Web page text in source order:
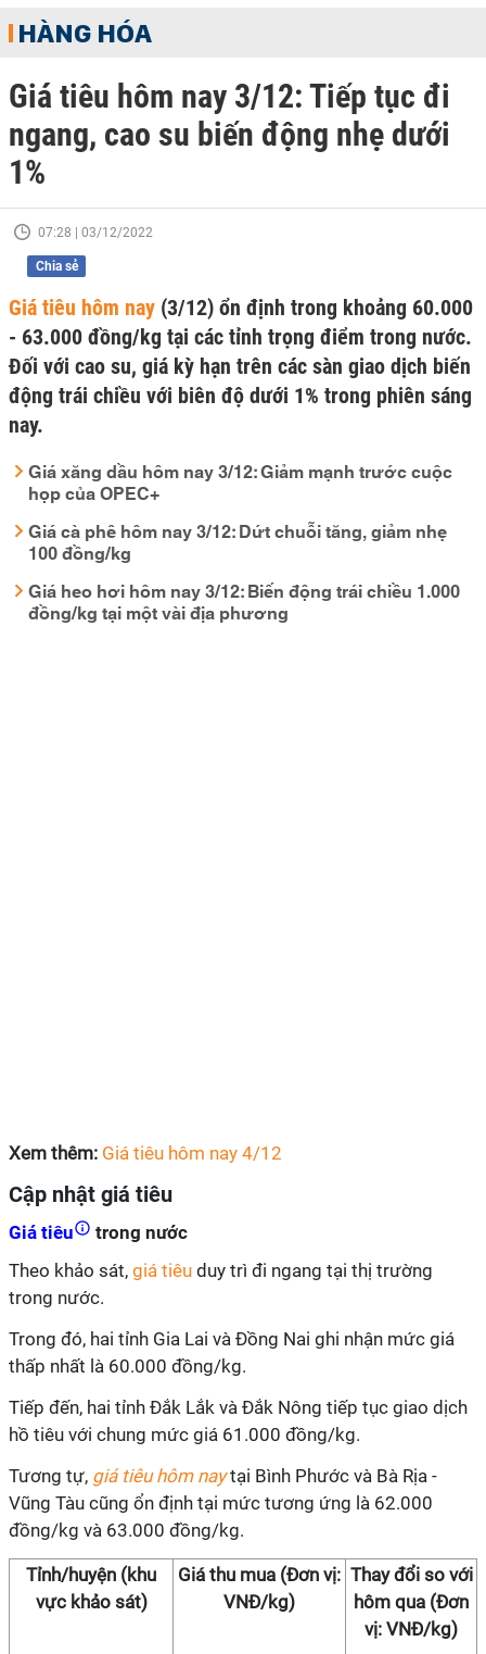
HÀNG HÓA
Giá tiêu hôm nay 3/12: Tiếp tục đi
ngang, cao su biến động nhẹ dưới
1%
07:28 | 03/12/2022
Chia sẻ
Giá tiêu hôm nay (3/12) ổn định trong khoảng 60.000
- 63.000 đồng/kg tại các tỉnh trọng điểm trong nước.
Đối với cao su, giá kỳ hạn trên các sàn giao dịch biến
động trái chiều với biên độ dưới 1% trong phiên sáng
nay.
Giá xăng dầu hôm nay 3/12: Giảm mạnh trước cuộc
họp của OPEC+
Giá cà phê hôm nay 3/12: Dứt chuỗi tăng, giảm nhẹ
100 đồng/kg
Giá heo hơi hôm nay 3/12: Biến động trái chiều 1.000
đồng/kg tại một vài địa phương
Xem thêm: Giá tiêu hôm nay 4/12
Cập nhật giá tiêu
Giá tiêu
trong nước
Theo khảo sát, giá tiêu duy trì đi ngang tại thị trường
trong nước.
Trong đó, hai tỉnh Gia Lai và Đồng Nai ghi nhận mức giá
thấp nhất là 60.000 đồng/kg.
Tiếp đến, hai tỉnh Đắk Lắk và Đắk Nông tiếp tục giao dịch
hồ tiêu với chung mức giá 61.000 đồng/kg.
Tương tự, giá tiêu hôm naytại Bình Phước và Bà Rịa -
Vũng Tàu cũng ổn định tại mức tương ứng là 62.000
đồng/kg và 63.000 đồng/kg.
Tỉnh/huyện (khu
vực khảo sát)
Giá thu mua (Đơn vị:
VNĐ/kg)
Thay đổi so với
hôm qua (Đơn
vị: VNĐ/kg)